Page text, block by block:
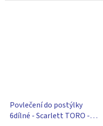
Povlečení do postýlky
6dílné - Scarlett TORO -